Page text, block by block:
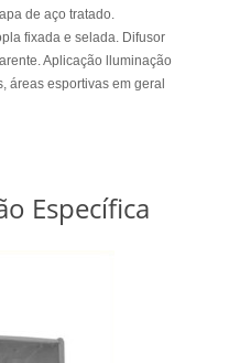
de aço tratado.
fixada e selada. Difusor
Aplicação lluminação
áreas esportivas em geral
Específica